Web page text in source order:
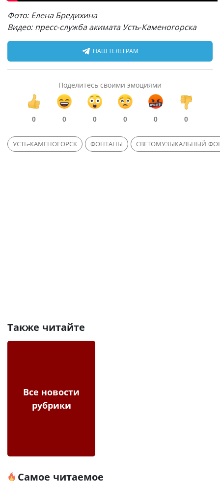
Фото: Елена Бредихина
Видео: пресс-служба акимата Усть-Каменогорска
НАШ ТЕЛЕГРАМ
Поделитесь своими эмоциями
0 0 0 0 0 0
УСТЬ-КАМЕНОГОРСК ФОНТАНЫ СВЕТОМУЗЫКАЛЬНЫЙ
Также читайте
Все новости
рубрики
Самое читаемое